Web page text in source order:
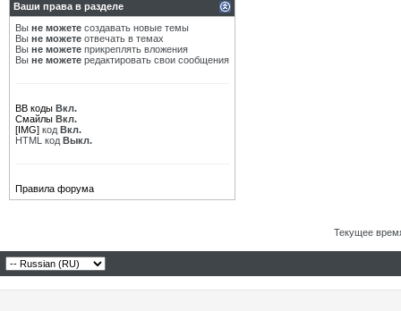
Ваши права в разделе
Вы не можете создавать новые темы
Вы не можете отвечать в темах
Вы не можете прикреплять вложения
Вы не можете редактировать свои сообщения
BB коды Вкл.
Смайлы Вкл.
[IMG] код Вкл.
HTML код Выкл.
Правила форума
Текущее